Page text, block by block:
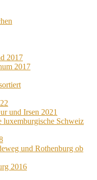
2017
2017
und Irsen 2021
Schweiz
und Rothenburg ob
2016